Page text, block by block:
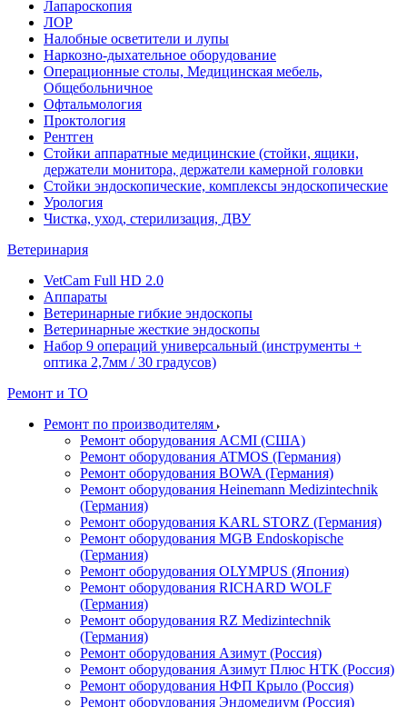
Лапароскопия
ЛОР
Налобные осветители и лупы
Наркозно-дыхательное оборудование
Операционные столы, Медицинская мебель,
Общебольничное
Офтальмология
Проктология
Рентген
Стойки аппаратные медицинские (стойки, ящики,
держатели монитора, держатели камерной головки
Стойки эндоскопические, комплексы эндоскопические
Урология
Чистка, уход, стерилизация, ДВУ
Ветеринария
VetCam Full HD 2.0
Аппараты
Ветеринарные гибкие эндоскопы
Ветеринарные жесткие эндоскопы
Набор 9 операций универсальный (инструменты +
оптика 2,7мм / 30 градусов)
Ремонт и ТО
Ремонт по производителям
Ремонт оборудования ACMI (США)
Ремонт оборудования ATMOS (Германия)
Ремонт оборудования BOWA (Германия)
Ремонт оборудования Heinemann Medizintechnik
(Германия)
Ремонт оборудования KARL STORZ (Германия)
Ремонт оборудования MGB Endoskopische
(Германия)
Ремонт оборудования OLYMPUS (Япония)
Ремонт оборудования RICHARD WOLF
(Германия)
Ремонт оборудования RZ Medizintechnik
(Германия)
Ремонт оборудования Азимут (Россия)
Ремонт оборудования Азимут Плюс НТК (Россия)
Ремонт оборудования НФП Крыло (Россия)
Ремонт оборудования Эндомедиум (Россия)